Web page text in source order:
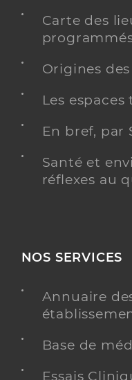
Carte des
Origines
Les
En bref, par
Santé et
réflexes au
NOS SERVICES
Annuaire
Base de
Essais